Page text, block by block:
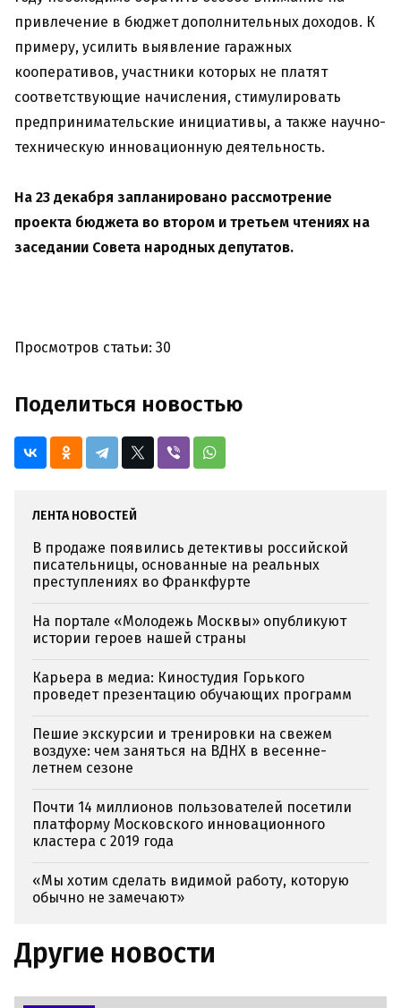
привлечение в бюджет дополнительных доходов. К
примеру, усилить выявление гаражных
кооперативов, участники которых не платят
соответствующие начисления, стимулировать
предпринимательские инициативы, а также научно-
техническую инновационную деятельность.
На 23 декабря запланировано рассмотрение
проекта бюджета во втором и третьем чтениях на
заседании Совета народных депутатов.
Просмотров статьи: 30
Поделиться новостью
ЛЕНТА НОВОСТЕЙ
В продаже появились детективы российской
писательницы, основанные на реальных
преступлениях во Франкфурте
На портале «Молодежь Москвы» опубликуют
истории героев нашей страны
Карьера в медиа: Киностудия Горького
проведет презентацию обучающих программ
Пешие экскурсии и тренировки на свежем
воздухе: чем заняться на ВДНХ в весенне-
летнем сезоне
Почти 14 миллионов пользователей посетили
платформу Московского инновационного
кластера с 2019 года
«Мы хотим сделать видимой работу, которую
обычно не замечают»
Другие новости